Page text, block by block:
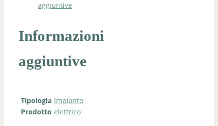
aggiuntive
Informazioni
aggiuntive
Tipologia
Prodotto
Impianto
elettrico